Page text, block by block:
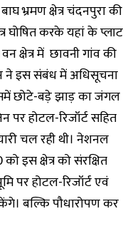
भ्रमण क्षेत्र चंदनपुरा की
घोषित करके यहां के प्लाट
क्षेत्र में छावनी गांव की
ने इस संबंध में अधिसूचना
छोटे-बड़े झाड़ का जंगल
पर होटल-रिजॉर्ट सहित
चल रही थी। नेशनल
इस क्षेत्र को संरक्षित
पर होटल-रिजॉर्ट एवं
बल्कि पौधारोपण कर